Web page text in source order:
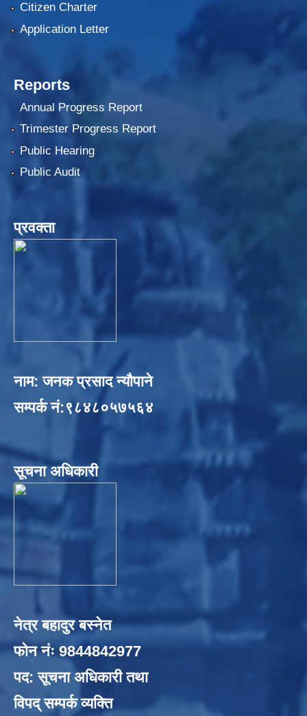
Citizen Charter
Application Letter
Reports
Annual Progress Report
Trimester Progress Report
Public Hearing
Public Audit
प्रवक्ता
नाम: जनक प्रसाद न्यौपाने
सम्पर्क नं:९८४८०५७५६४
सूचना अधिकारी
नेत्र बहादुर बस्नेत
फोन नंः 9844842977
पद: सूचना अधिकारी तथा
विपद् सम्पर्क व्यक्ति